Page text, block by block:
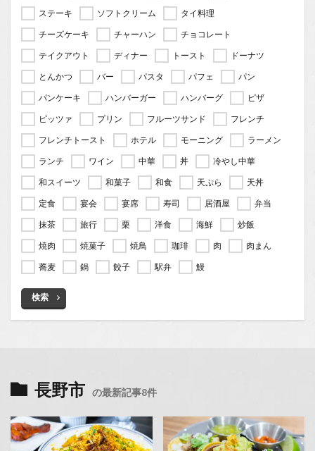
ステーキ
ソフトクリーム
タイ料理
チーズケーキ
チャーハン
チョコレート
テイクアウト
ディナー トースト
ドーナツ
とんかつ
バー パスタ パフェ
パン
パンケーキ
ハンバーガー ハンバーグ
ピザ
ピッツァ
プリン フルーツサンド
フレンチ
フレンチトースト
ホテル モーニング
ラーメン
ランチ
ワイン 中華 丼
冷やし中華
和スイーツ
和菓子 和食 天ぷら
天丼
定食
宴会 宴席 寿司 居酒屋
弁当
抹茶
旅行 栗 洋食 海鮮
炒飯
焼肉
焼菓子 焼鳥 珈琲 肉
肉まん
蕎麦
鍋 餃子 駅弁 鰻
検索
長野市 の最新記事8件